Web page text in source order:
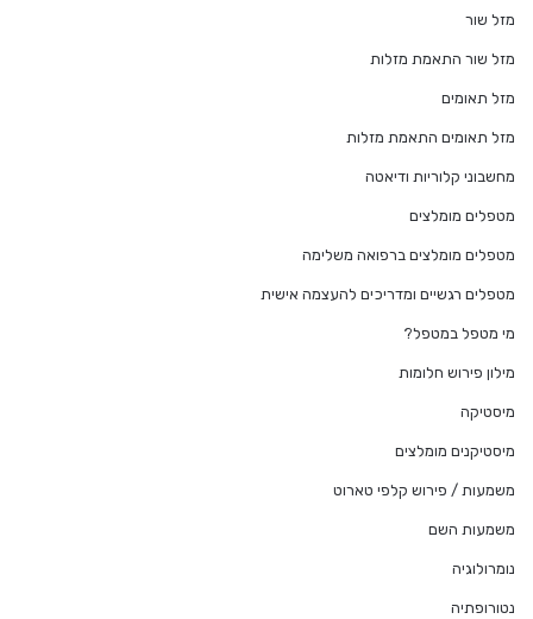
מזל שור
מזל שור התאמת מזלות
מזל תאומים
מזל תאומים התאמת מזלות
מחשבוני קלוריות ודיאטה
מטפלים מומלצים
מטפלים מומלצים ברפואה משלימה
מטפלים רגשיים ומדריכים להעצמה אישית
מי מטפל במטפל?
מילון פירוש חלומות
מיסטיקה
מיסטיקנים מומלצים
משמעות / פירוש קלפי טארוט
משמעות השם
נומרולוגיה
נטורופתיה